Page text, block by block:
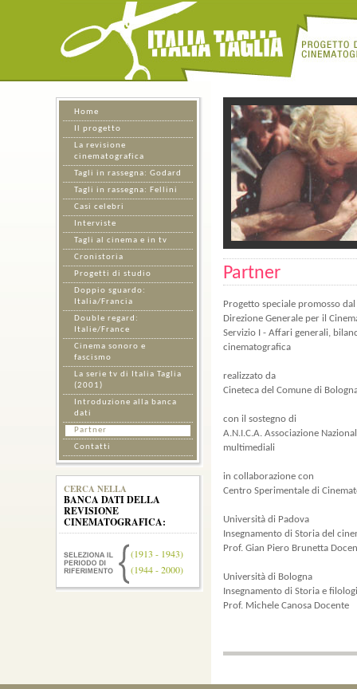
Partner
Progetto speciale promosso
Direzione Generale per il
Servizio I - Affari generali,
cinematografica
realizzato da
Cineteca del Comune di
con il sostegno di
A.N.I.C.A. Associazione
multimediali
in collaborazione con
Centro Sperimentale di
Università di Padova
Insegnamento di Storia del
Prof. Gian Piero Brunetta
Università di Bologna
Insegnamento di Storia e
Prof. Michele Canosa Docente
Home
Il progetto
La revisione
cinematografica
Tagli in rassegna: Godard
Tagli in rassegna: Fellini
Casi celebri
Interviste
Tagli al cinema e in tv
Cronistoria
Progetti di studio
Doppio sguardo:
Italia/Francia
Double regard:
Italie/France
Cinema sonoro e
fascismo
La serie tv di Italia Taglia
(2001)
Introduzione alla banca
dati
Partner
Contatti
CERCA NELLA
BANCA DATI DELLA
REVISIONE
CINEMATOGRAFICA:
(1913 - 1943)
(1944 - 2000)